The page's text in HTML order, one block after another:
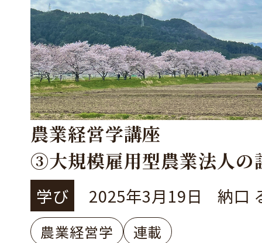
農業経営学講座
③大規模雇用型農業法人の
族農業経営の生き残り戦略
学び 2025年3月19日 納口
農業経営学 連載